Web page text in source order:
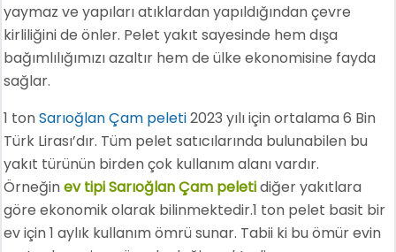
yaymaz ve yapıları atıklardan yapıldığından çevre
kirliliğini de önler. Pelet yakıt sayesinde hem dışa
bağımlılığımızı azaltır hem de ülke ekonomisine fayda
sağlar.
1 tonSarıoğlan Çam peleti2023 yılı için ortalama 6 Bin
Türk Lirası’dır. Tüm pelet satıcılarında bulunabilen bu
yakıt türünün birden çok kullanım alanı vardır.
Örneğinev tipi Sarıoğlan Çam peletidiğer yakıtlara
göre ekonomik olarak bilinmektedir.1 ton pelet basit bir
ev için 1 aylık kullanım ömrü sunar. Tabii ki bu ömür evin